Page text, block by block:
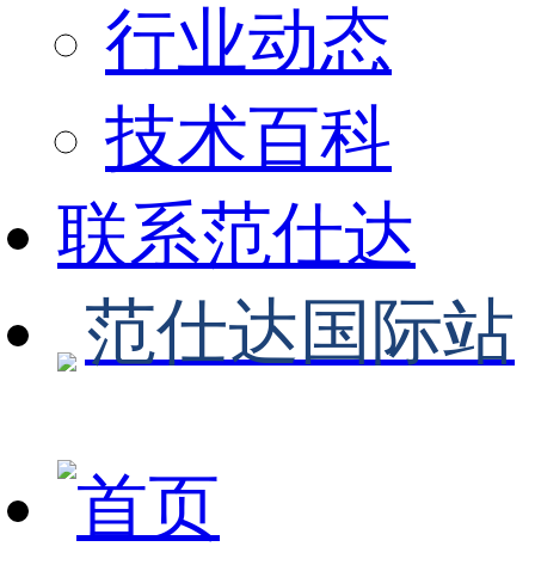
行业动态
技术百科
联系范仕达
范仕达国际站